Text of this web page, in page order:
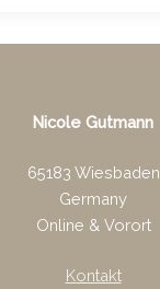
Nicole Gutmann
65183 Wiesbaden
Germany
Online & Vorort
Kontakt